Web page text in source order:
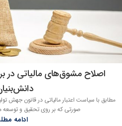
اصلاح مشوق‌های مالیاتی در
مطابق با سیاست اعتبار مالیاتی در قانون جهش
صورتی که بر روی تحقیق و
ادامه